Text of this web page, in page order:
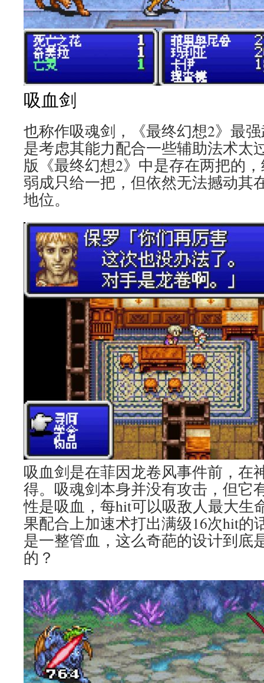
吸血剑
也称作吸魂剑，《最终幻想2》最
是考虑其能力配合一些辅助法术太
版《最终幻想2》中是存在两把的
弱成只给一把，但依然无法撼动其
地位。
吸血剑是在菲因龙卷风事件前，在
得。吸魂剑本身并没有攻击，但它
性是吸血，每hit可以吸敌人最大生
果配合上加速术打出满级16次hit的
是一整管血，这么奇葩的设计到底
的？